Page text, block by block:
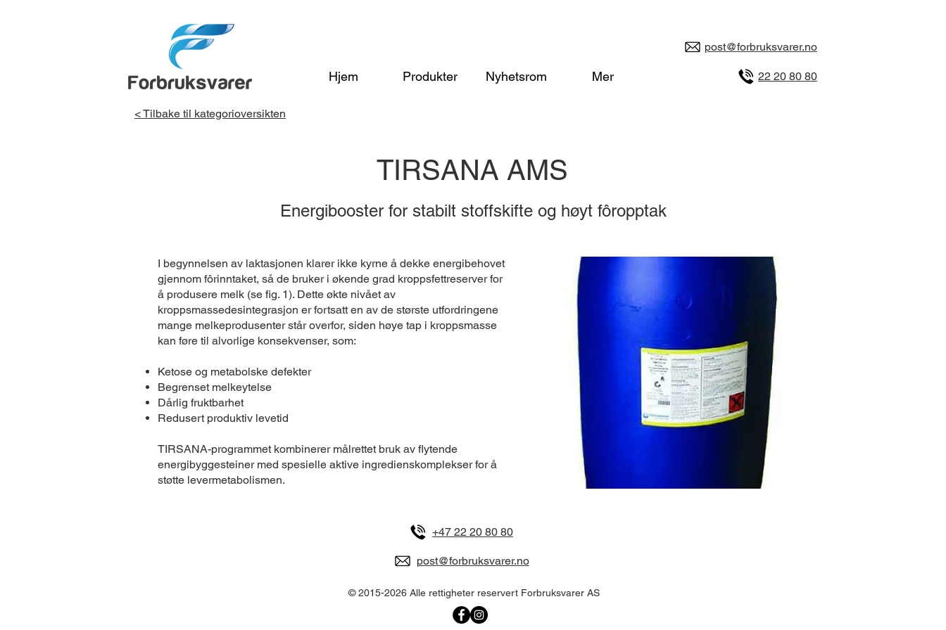
Hjem Produkter Nyhetsrom Mer
post@forbruksvarer.no
22 20 80 80
< Tilbake til kategorioversikten
TIRSANA AMS
Energibooster for stabilt stoffskifte og høyt fôropptak
I begynnelsen av laktasjonen klarer ikke kyrne å dekke energibehovet
gjennom fôrinntaket, så de bruker i økende grad kroppsfettreserver for
å produsere melk (se fig. 1). Dette økte nivået av
kroppsmassedesintegrasjon er fortsatt en av de største utfordringene
mange melkeprodusenter står overfor, siden høye tap i kroppsmasse
kan føre til alvorlige konsekvenser, som:
Ketose og metabolske defekter
Begrenset melkeytelse
Dårlig fruktbarhet
Redusert produktiv levetid
TIRSANA-programmet kombinerer målrettet bruk av flytende
energibyggesteiner med spesielle aktive ingredienskomplekser for å
støtte levermetabolismen.
+47 22 20 80 80
post@forbruksvarer.no
© 2015-2026 Alle rettigheter reservert Forbruksvarer AS